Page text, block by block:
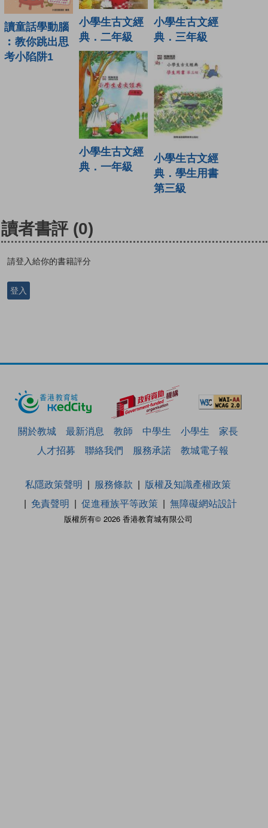
讀童話學動腦
︰教你跳出思
考小陷阱1
小學生古文經
典．二年級
小學生古文經
典．三年級
小學生古文經
典．一年級
小學生古文經
典．學生用書
第三級
讀者書評 (0)
請登入給你的書籍評分
登入
關於教城 最新消息 教師 中學生 小學生
家長
人才招募
聯絡我們 服務承諾 教城電子報
版權所有© 2026 香港教育城有限公司
私隱政策聲明 服務條款
版權及知識產權政策
免責聲明
促進種族平等政策 無障礙網站設計